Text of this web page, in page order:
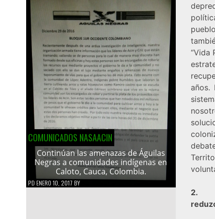
COMUNICADOS NASAACIN
Continúan las amenazas de Águilas
Negras a comunidades indígenas en
Caloto, Cauca, Colombia.
PD ENERO 10, 2017 BY
“Vida
años.
2.